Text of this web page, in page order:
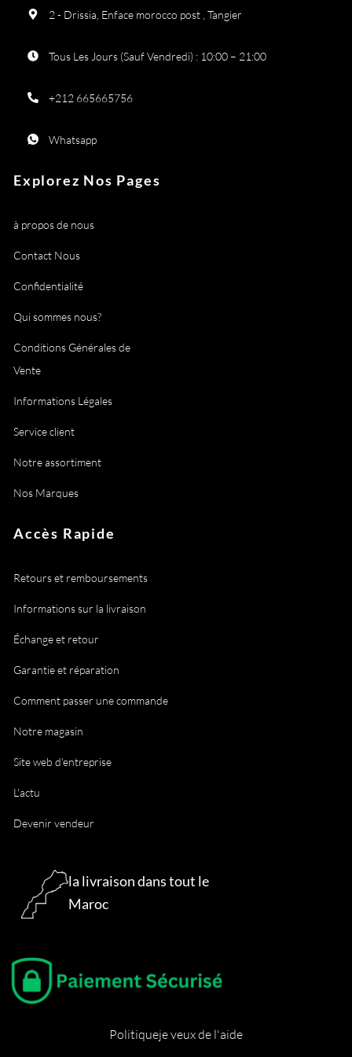
2 - Drissia, Enface morocco post , Tangier
Tous Les Jours (Sauf Vendredi) : 10:00 – 21:00
+212 665665756
Whatsapp
Explorez Nos Pages
à propos de nous
Contact Nous
Confidentialité
Qui sommes nous?
Conditions Générales de
Vente
Informations Légales
Service client
Notre assortiment
Nos Marques
Accès Rapide
Retours et remboursements
Informations sur la livraison
Échange et retour
Garantie et réparation
Comment passer une commande
Notre magasin
Site web d'entreprise
L'actu
Devenir vendeur
la livraison dans tout le
Maroc
Politiqueje veux de l'aide